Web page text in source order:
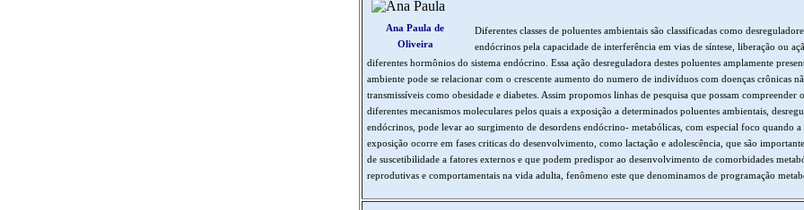
Ana Paula de
Oliveira
Diferentes classes de poluentes ambientais são classificadas como
endócrinos pela capacidade de interferência em vias de síntese, liberação ou
diferentes hormônios do sistema endócrino. Essa ação desreguladora destes poluentes amplamente
ambiente pode se relacionar com o crescente aumento do numero de indivíduos com doenças crônicas
transmissíveis como obesidade e diabetes. Assim propomos linhas de pesquisa que possam compreender
diferentes mecanismos moleculares pelos quais a exposição a determinados poluentes ambientais,
endócrinos, pode levar ao surgimento de desordens endócrino- metabólicas, com especial foco quando a
exposição ocorre em fases criticas do desenvolvimento, como lactação e adolescência, que são
de suscetibilidade a fatores externos e que podem predispor ao desenvolvimento de comorbidades
reprodutivas e comportamentais na vida adulta, fenômeno este que denominamos de programação